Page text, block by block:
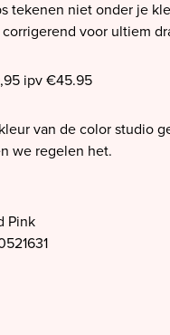
tekenen niet onder je
voor ultiem
ipv €45.95
van de color studio
we regelen het.
Pink